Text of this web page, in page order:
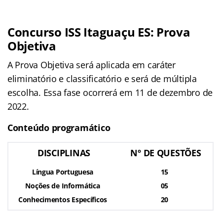
Concurso ISS Itaguaçu ES: Prova
Objetiva
A Prova Objetiva será aplicada em caráter
eliminatório e classificatório e será de múltipla
escolha. Essa fase ocorrerá em 11 de dezembro de
2022.
Conteúdo programático
DISCIPLINAS Nº DE QUESTÕES
Língua Portuguesa
Noções de Informática
Conhecimentos Específicos
15
05
20